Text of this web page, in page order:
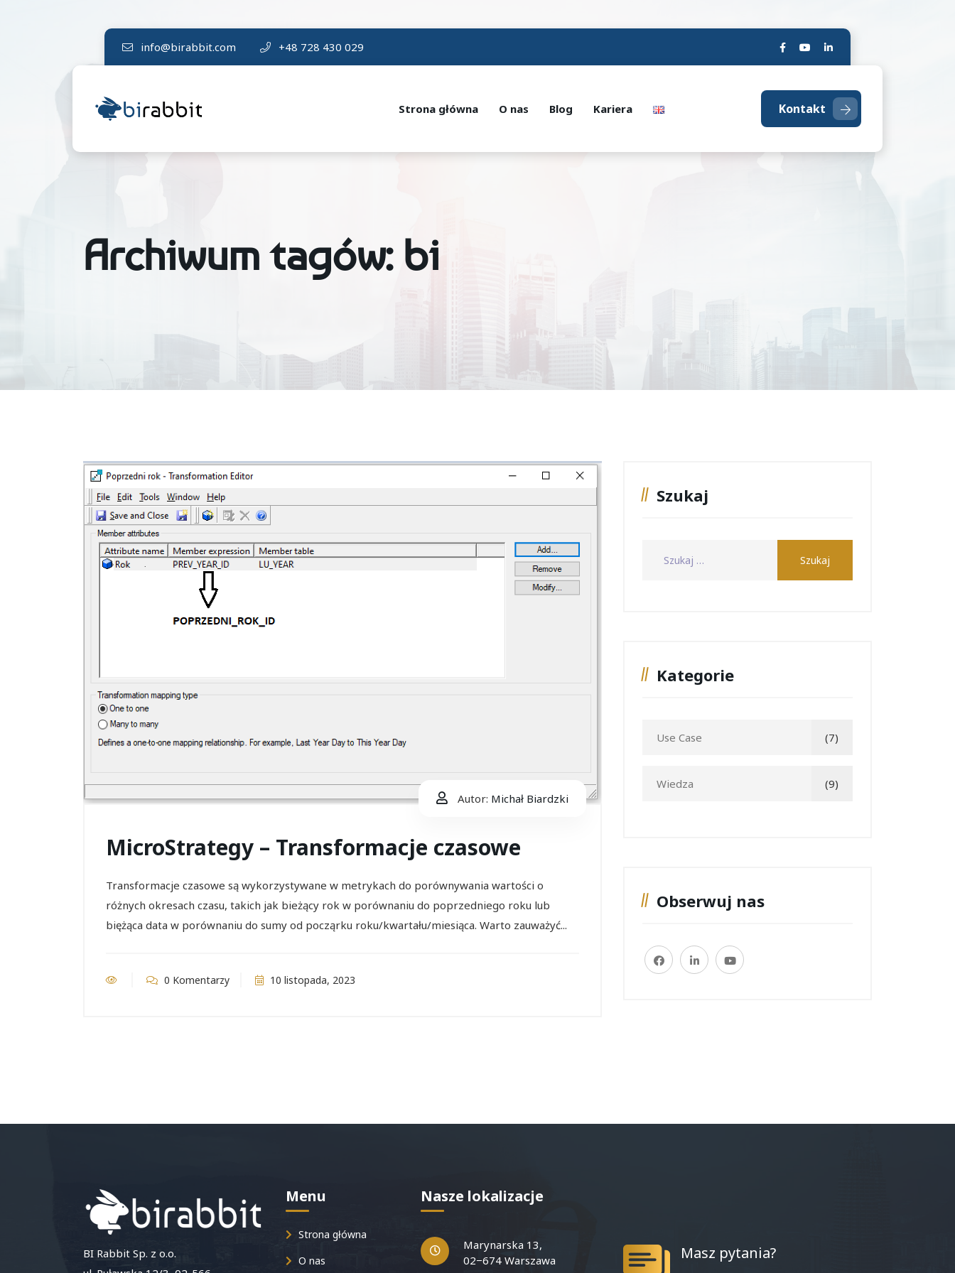
info@birabbit.com +48 728 430 029
Strona główna O nas Blog Kariera Kontakt
Archiwum tagów: bi
Autor: Michał Biardzki
MicroStrategy – Transformacje czasowe
Transformacje czasowe są wykorzystywane w metrykach do porównywania wartości o
różnych okresach czasu, takich jak bieżący rok w porównaniu do poprzedniego roku lub
biężąca data w porównaniu do sumy od począrku roku/kwartału/miesiąca. Warto zauważyć...
0 Komentarzy 10 listopada, 2023
Szukaj
Kategorie
Use Case (7)
Wiedza (9)
Obserwuj nas
BI Rabbit Sp. z o.o.
Menu
Strona główna
O nas
Nasze lokalizacje
Marynarska 13,
02−674 Warszawa
Masz pytania?